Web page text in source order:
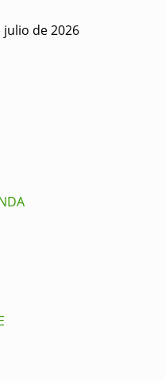
julio de 2026